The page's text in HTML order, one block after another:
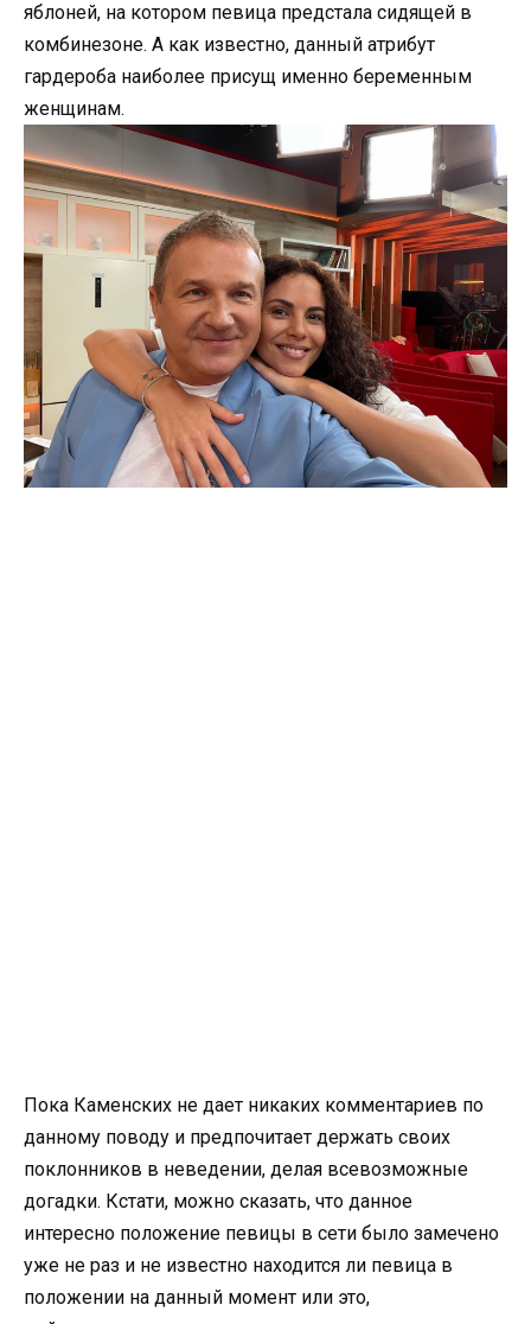
яблоней, на котором певица предстала сидящей в
комбинезоне. А как известно, данный атрибут
гардероба наиболее присущ именно беременным
женщинам.
Пока Каменских не дает никаких комментариев по
данному поводу и предпочитает держать своих
поклонников в неведении, делая всевозможные
догадки. Кстати, можно сказать, что данное
интересно положение певицы в сети было замечено
уже не раз и не известно находится ли певица в
положении на данный момент или это,